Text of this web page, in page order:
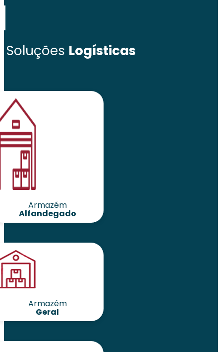
Soluções Logísticas
Armazém
Alfandegado
Armazém
Geral